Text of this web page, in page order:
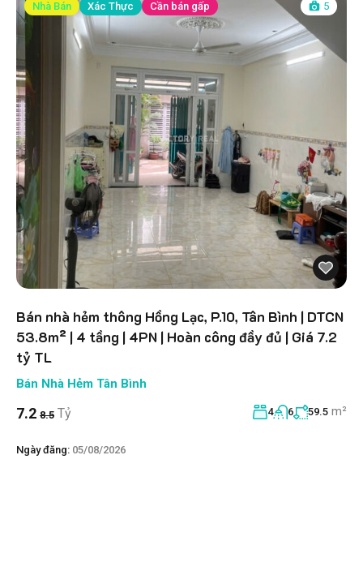
Nhà Bán Xác Thực Cần bán gấp 5
Bán nhà hẻm thông Hồng Lạc, P.10, Tân Bình | DTCN
53.8m² | 4 tầng | 4PN | Hoàn công đầy đủ | Giá 7.2
tỷ TL
Bán Nhà Hẻm Tân Bình
7.2 8.5 Tỷ 4 6 59.5 m²
Ngày đăng: 05/08/2026